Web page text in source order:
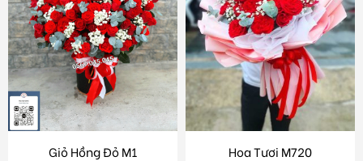
Giỏ Hồng Đỏ M1 Hoa Tươi M720